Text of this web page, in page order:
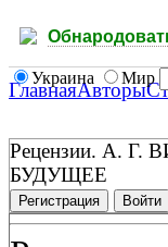
Украина Мир
ГлавнаяАвторы
Рецензии. А.
БУДУЩЕЕ
Регистрация Войти